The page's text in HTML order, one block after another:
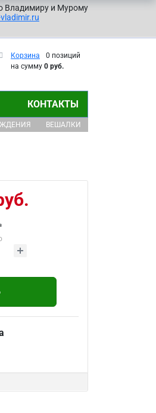
Владимиру и Мурому
Корзина
0 позиций
на сумму 0 руб.
КОНТАКТЫ
ВЕШАЛКИ